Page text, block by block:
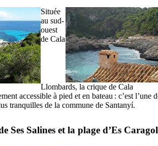
Située
au sud-
ouest
de Cala
Llombards, la crique de Cala
accessible à pied et en bateau : c’est l’une
tranquilles de la commune de Santanyí.
Ses Salines et la plage d’Es Caragol